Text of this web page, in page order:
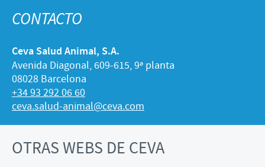
CONTACTO
Ceva Salud Animal, S.A.
Avenida Diagonal, 609-615, 9ª planta
08028 Barcelona
+34 93 292 06 60
ceva.salud-animal@ceva.com
OTRAS WEBS DE CEVA